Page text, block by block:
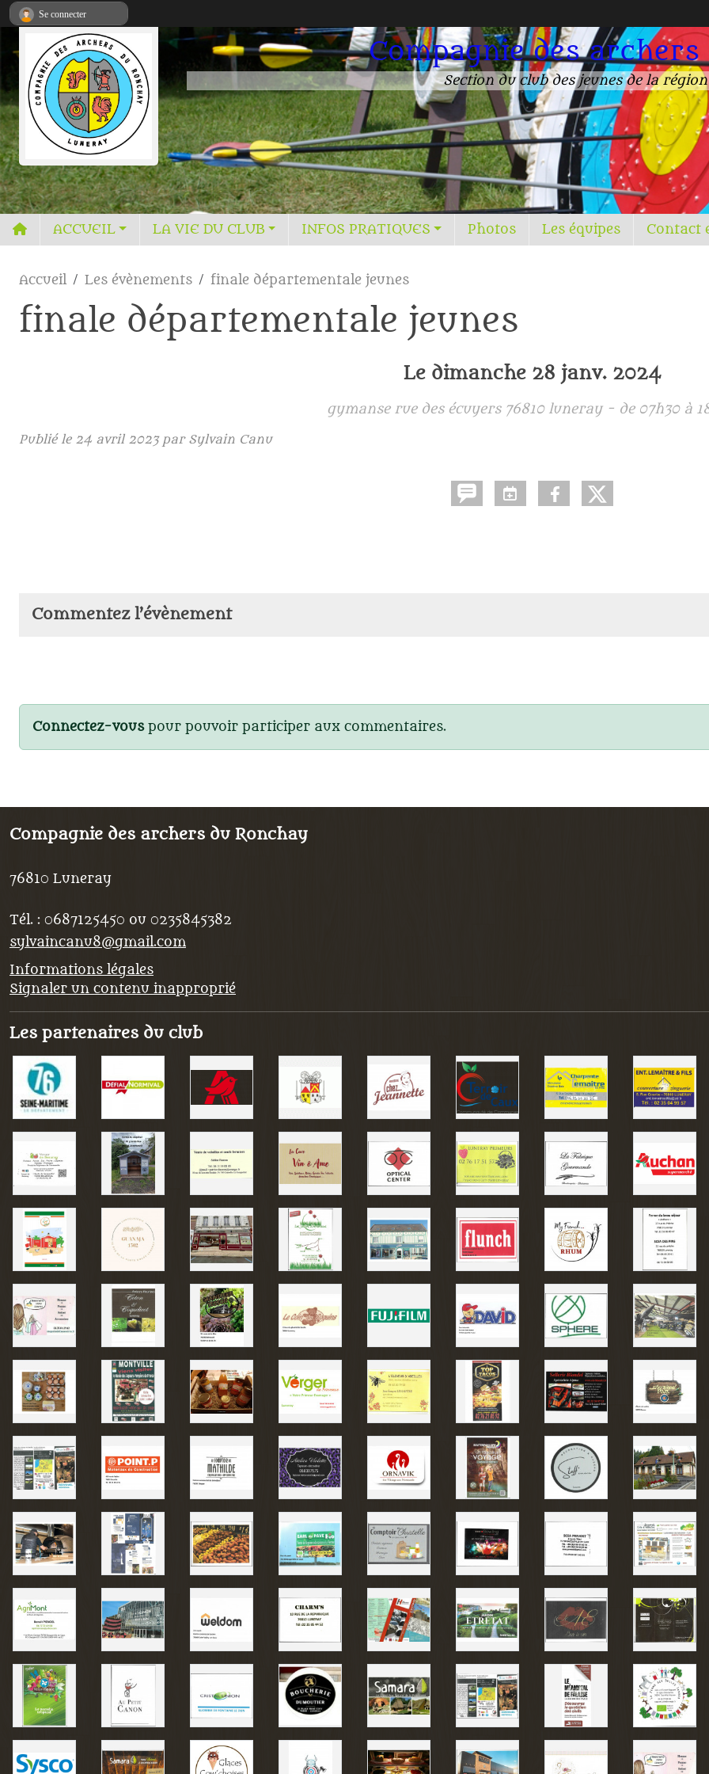
Compagnie des archers
Section du club des jeunes de la
ACCUEIL LA VIE DU CLUB INFOS PRATIQUES Photos Les équipes Contact
Accueil Les évènements finale départementale jeunes
finale départementale jeunes
Le dimanche 28 janv. 2024
gymanse rue des écuyers 76810 luneray - de 07h30 à
Publié le 24 avril 2023par Sylvain Canu
Commentez l’évènement
Connectez-vouspour pouvoir participer aux commentaires.
Compagnie des archers du Ronchay
76810 Luneray
Tél. : 0687125450 ou 0235845382
sylvaincanu8@gmail.com
Informations légales
Signaler un contenu inapproprié
Les partenaires du club
Se connecter
Panneau de gestion des cookies